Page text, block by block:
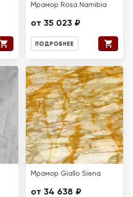
Мрамор Rosa Namibia
от 35 023 ₽
ПОДРОБНЕЕ
Мрамор Giallo Siena
от 34 638 ₽